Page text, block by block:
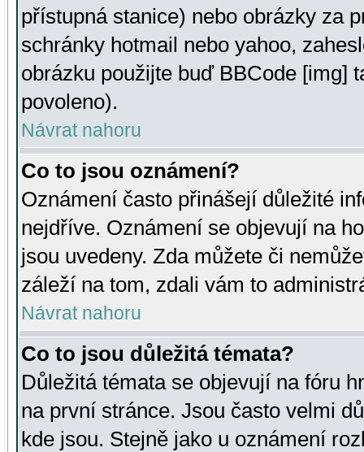
přístupná stanice) nebo obrázky za
schránky hotmail nebo yahoo,
obrázku použijte buď BBCode [img]
povoleno).
Návrat nahoru
Co to jsou oznámení?
Oznámení často přinášejí důležité
nejdříve. Oznámení se objevují na
jsou uvedeny. Zda můžete či
záleží na tom, zdali vám to
Návrat nahoru
Co to jsou důležitá témata?
Důležitá témata se objevují na fóru
na první stránce. Jsou často velmi
kde jsou. Stejně jako u oznámení